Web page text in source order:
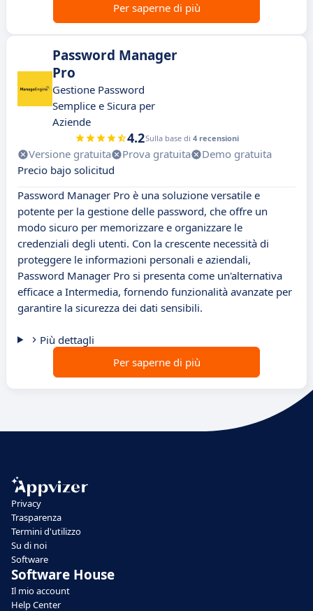
Per saperne di più
Password Manager
Pro
Gestione Password
Semplice e Sicura per
Aziende
4.2Sulla base di 4 recensioni
Versione gratuita Prova gratuita
Demo gratuita
Precio bajo solicitud
Password Manager Pro è una soluzione versatile e
potente per la gestione delle password, che offre un
modo sicuro per memorizzare e organizzare le
credenziali degli utenti. Con la crescente necessità di
proteggere le informazioni personali e aziendali,
Password Manager Pro si presenta come un'alternativa
efficace a Intermedia, fornendo funzionalità avanzate per
garantire la sicurezza dei dati sensibili.
Più dettagli
Per saperne di più
Privacy
Trasparenza
Termini d'utilizzo
Su di noi
Software
Software House
Il mio account
Help Center